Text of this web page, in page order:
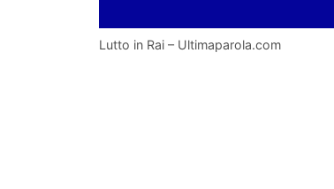
Lutto in Rai – Ultimaparola.com